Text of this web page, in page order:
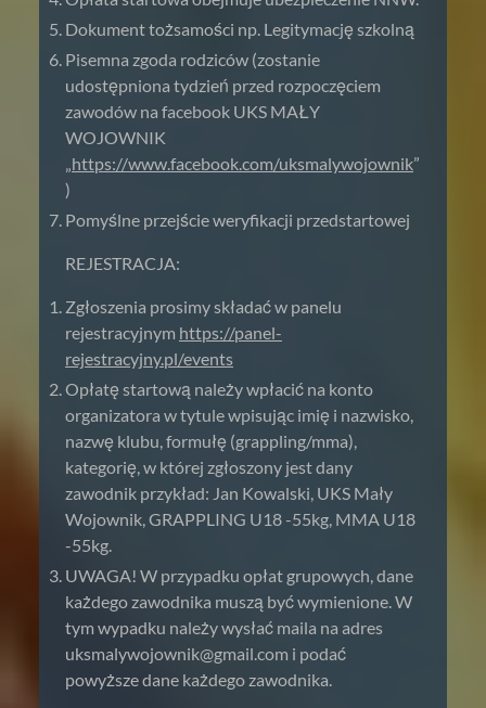
Dokument tożsamości np. Legitymację szkolną
Pisemna zgoda rodziców (zostanie
udostępniona tydzień przed rozpoczęciem
zawodów na facebook UKS MAŁY
WOJOWNIK
„https://www.facebook.com/uksmalywojownik”
)
Pomyślne przejście weryfikacji przedstartowej
REJESTRACJA:
Zgłoszenia prosimy składać w panelu
rejestracyjnym https://panel-
rejestracyjny.pl/events
Opłatę startową należy wpłacić na konto
organizatora w tytule wpisując imię i nazwisko,
nazwę klubu, formułę (grappling/mma),
kategorię, w której zgłoszony jest dany
zawodnik przykład: Jan Kowalski, UKS Mały
Wojownik, GRAPPLING U18 -55kg, MMA U18
-55kg.
UWAGA! W przypadku opłat grupowych, dane
każdego zawodnika muszą być wymienione. W
tym wypadku należy wysłać maila na adres
uksmalywojownik@gmail.com i podać
powyższe dane każdego zawodnika.